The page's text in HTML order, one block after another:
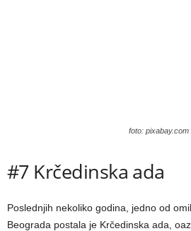
foto: pixabay.com
#7 Krčedinska ada
Poslednjih nekoliko godina, jedno od
Beograda postala je Krčedinska ada,